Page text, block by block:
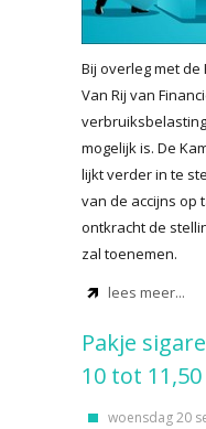
Bij overleg met
Van Rij van
mogelijk is. De
lijkt verder in te
van de accijns op
ontkracht de
zal toenemen.
lees meer...
Pakje
10 tot
woensdag 20